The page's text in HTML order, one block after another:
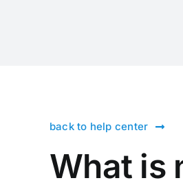
back to help center
What is